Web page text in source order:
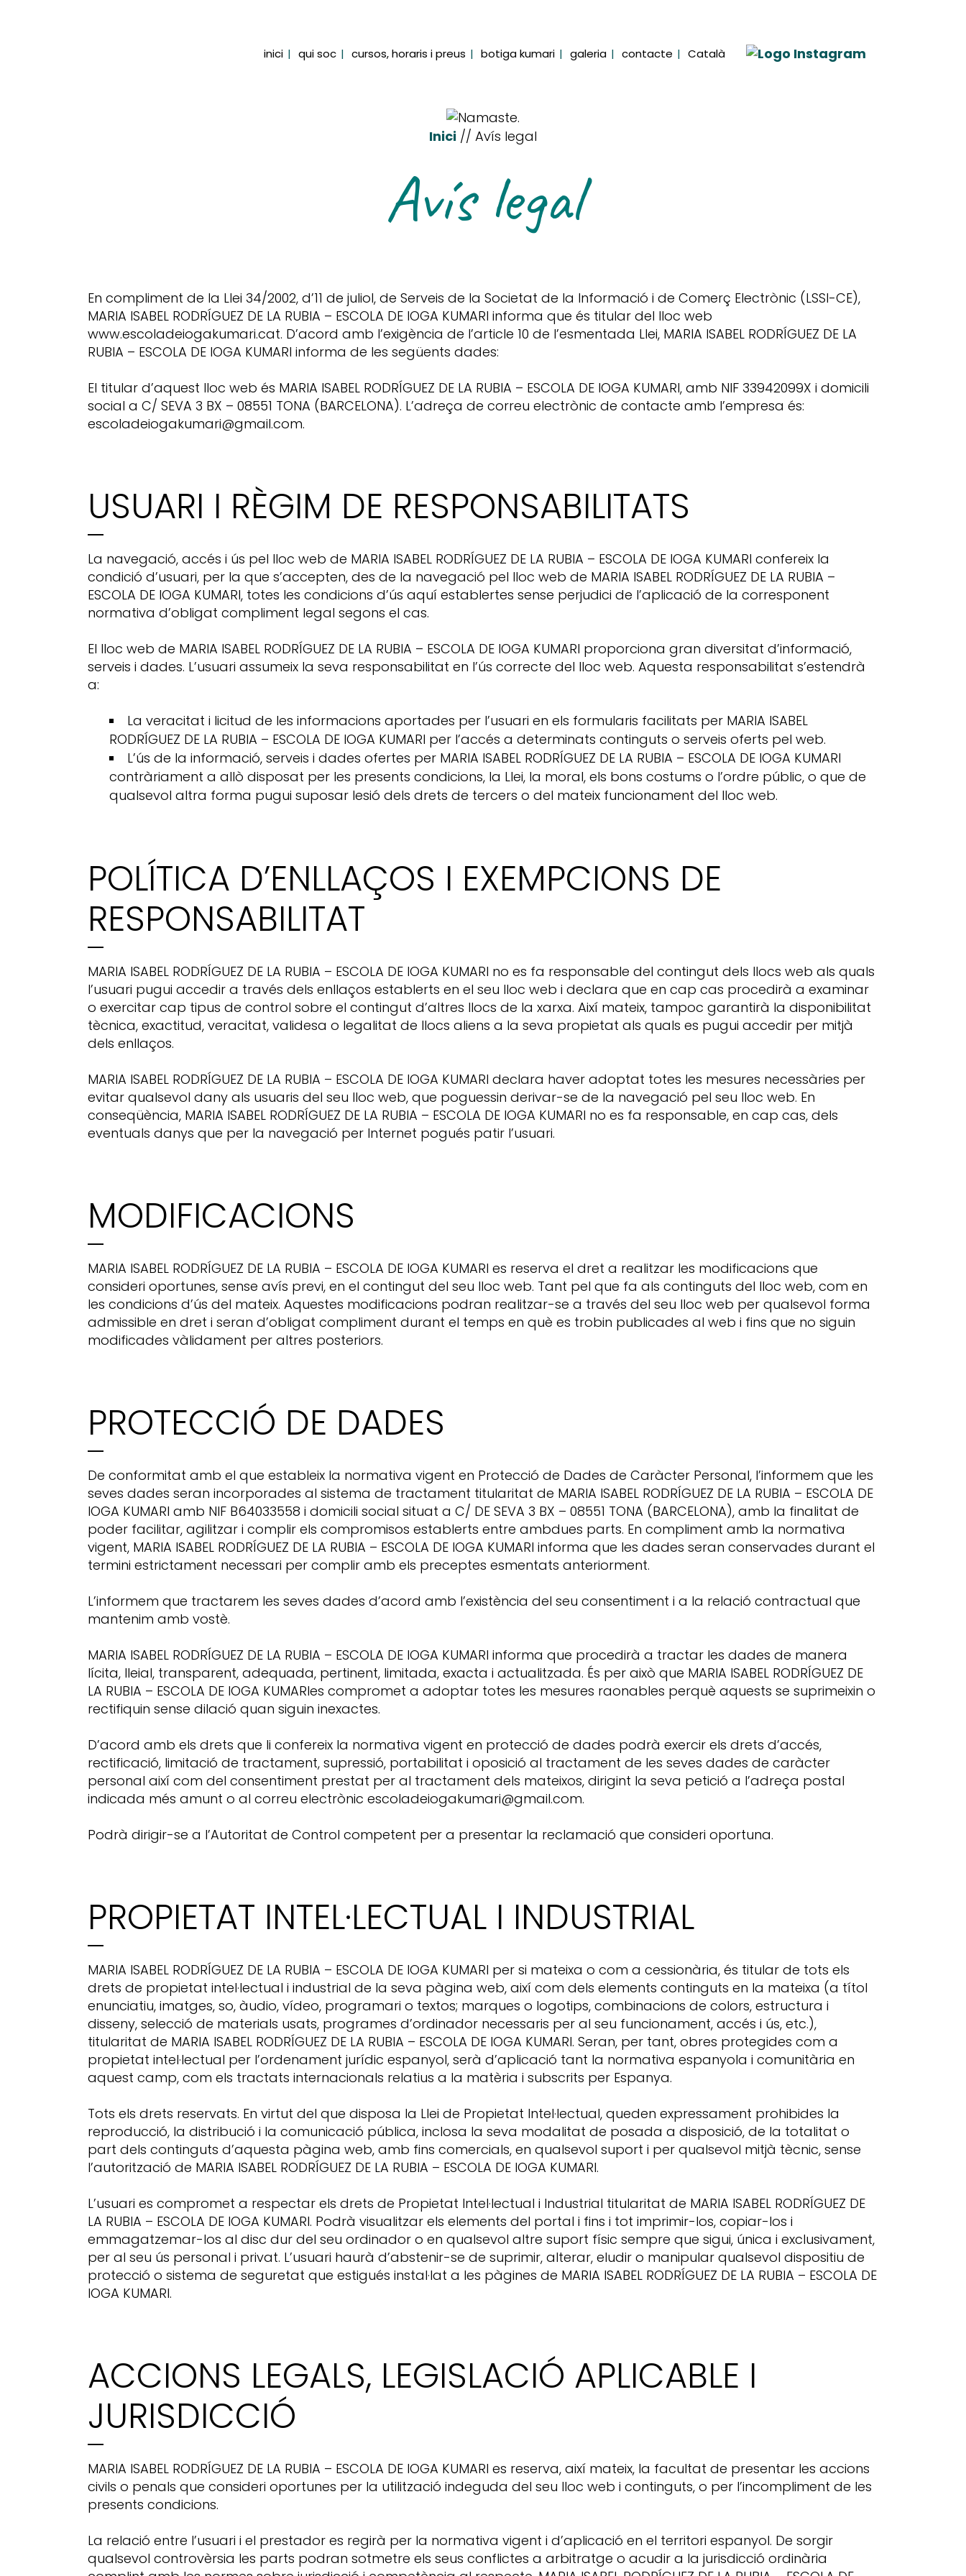
inici qui soc cursos, horaris i preus botiga kumari galeria contacte Català
Inici // Avís legal
Avís legal
En compliment de la Llei 34/2002, d’11 de juliol, de Serveis de la Societat de la Informació i de Comerç Electrònic (LSSI-CE),
MARIA ISABEL RODRÍGUEZ DE LA RUBIA – ESCOLA DE IOGA KUMARI informa que és titular del lloc web
www.escoladeiogakumari.cat. D’acord amb l’exigència de l’article 10 de l’esmentada Llei, MARIA ISABEL RODRÍGUEZ DE LA
RUBIA – ESCOLA DE IOGA KUMARI informa de les següents dades:
El titular d’aquest lloc web és MARIA ISABEL RODRÍGUEZ DE LA RUBIA – ESCOLA DE IOGA KUMARI, amb NIF 33942099X i domicili
social a C/ SEVA 3 BX – 08551 TONA (BARCELONA). L’adreça de correu electrònic de contacte amb l’empresa és:
escoladeiogakumari@gmail.com.
USUARI I RÈGIM DE RESPONSABILITATS
La navegació, accés i ús pel lloc web de MARIA ISABEL RODRÍGUEZ DE LA RUBIA – ESCOLA DE IOGA KUMARI confereix la
condició d’usuari, per la que s’accepten, des de la navegació pel lloc web de MARIA ISABEL RODRÍGUEZ DE LA RUBIA –
ESCOLA DE IOGA KUMARI, totes les condicions d’ús aquí establertes sense perjudici de l’aplicació de la corresponent
normativa d’obligat compliment legal segons el cas.
El lloc web de MARIA ISABEL RODRÍGUEZ DE LA RUBIA – ESCOLA DE IOGA KUMARI proporciona gran diversitat d’informació,
serveis i dades. L’usuari assumeix la seva responsabilitat en l’ús correcte del lloc web. Aquesta responsabilitat s’estendrà
a:
La veracitat i licitud de les informacions aportades per l’usuari en els formularis facilitats per MARIA ISABEL
RODRÍGUEZ DE LA RUBIA – ESCOLA DE IOGA KUMARI per l’accés a determinats continguts o serveis oferts pel web.
L’ús de la informació, serveis i dades ofertes per MARIA ISABEL RODRÍGUEZ DE LA RUBIA – ESCOLA DE IOGA KUMARI
contràriament a allò disposat per les presents condicions, la Llei, la moral, els bons costums o l’ordre públic, o que de
qualsevol altra forma pugui suposar lesió dels drets de tercers o del mateix funcionament del lloc web.
POLÍTICA D’ENLLAÇOS I EXEMPCIONS DE
RESPONSABILITAT
MARIA ISABEL RODRÍGUEZ DE LA RUBIA – ESCOLA DE IOGA KUMARI no es fa responsable del contingut dels llocs web als quals
l’usuari pugui accedir a través dels enllaços establerts en el seu lloc web i declara que en cap cas procedirà a examinar
o exercitar cap tipus de control sobre el contingut d’altres llocs de la xarxa. Així mateix, tampoc garantirà la disponibilitat
tècnica, exactitud, veracitat, validesa o legalitat de llocs aliens a la seva propietat als quals es pugui accedir per mitjà
dels enllaços.
MARIA ISABEL RODRÍGUEZ DE LA RUBIA – ESCOLA DE IOGA KUMARI declara haver adoptat totes les mesures necessàries per
evitar qualsevol dany als usuaris del seu lloc web, que poguessin derivar-se de la navegació pel seu lloc web. En
conseqüència, MARIA ISABEL RODRÍGUEZ DE LA RUBIA – ESCOLA DE IOGA KUMARI no es fa responsable, en cap cas, dels
eventuals danys que per la navegació per Internet pogués patir l’usuari.
MODIFICACIONS
MARIA ISABEL RODRÍGUEZ DE LA RUBIA – ESCOLA DE IOGA KUMARI es reserva el dret a realitzar les modificacions que
consideri oportunes, sense avís previ, en el contingut del seu lloc web. Tant pel que fa als continguts del lloc web, com en
les condicions d’ús del mateix. Aquestes modificacions podran realitzar-se a través del seu lloc web per qualsevol forma
admissible en dret i seran d’obligat compliment durant el temps en què es trobin publicades al web i fins que no siguin
modificades vàlidament per altres posteriors.
PROTECCIÓ DE DADES
De conformitat amb el que estableix la normativa vigent en Protecció de Dades de Caràcter Personal, l’informem que les
seves dades seran incorporades al sistema de tractament titularitat de MARIA ISABEL RODRÍGUEZ DE LA RUBIA – ESCOLA DE
IOGA KUMARI amb NIF B64033558 i domicili social situat a C/ DE SEVA 3 BX – 08551 TONA (BARCELONA), amb la finalitat de
poder facilitar, agilitzar i complir els compromisos establerts entre ambdues parts. En compliment amb la normativa
vigent, MARIA ISABEL RODRÍGUEZ DE LA RUBIA – ESCOLA DE IOGA KUMARI informa que les dades seran conservades durant el
termini estrictament necessari per complir amb els preceptes esmentats anteriorment.
L’informem que tractarem les seves dades d’acord amb l’existència del seu consentiment i a la relació contractual que
mantenim amb vostè.
MARIA ISABEL RODRÍGUEZ DE LA RUBIA – ESCOLA DE IOGA KUMARI informa que procedirà a tractar les dades de manera
lícita, lleial, transparent, adequada, pertinent, limitada, exacta i actualitzada. És per això que MARIA ISABEL RODRÍGUEZ DE
LA RUBIA – ESCOLA DE IOGA KUMARIes compromet a adoptar totes les mesures raonables perquè aquests se suprimeixin o
rectifiquin sense dilació quan siguin inexactes.
D’acord amb els drets que li confereix la normativa vigent en protecció de dades podrà exercir els drets d’accés,
rectificació, limitació de tractament, supressió, portabilitat i oposició al tractament de les seves dades de caràcter
personal així com del consentiment prestat per al tractament dels mateixos, dirigint la seva petició a l’adreça postal
indicada més amunt o al correu electrònic escoladeiogakumari@gmail.com.
Podrà dirigir-se a l’Autoritat de Control competent per a presentar la reclamació que consideri oportuna.
PROPIETAT INTEL·LECTUAL I INDUSTRIAL
MARIA ISABEL RODRÍGUEZ DE LA RUBIA – ESCOLA DE IOGA KUMARI per si mateixa o com a cessionària, és titular de tots els
drets de propietat intel·lectual i industrial de la seva pàgina web, així com dels elements continguts en la mateixa (a títol
enunciatiu, imatges, so, àudio, vídeo, programari o textos; marques o logotips, combinacions de colors, estructura i
disseny, selecció de materials usats, programes d’ordinador necessaris per al seu funcionament, accés i ús, etc.),
titularitat de MARIA ISABEL RODRÍGUEZ DE LA RUBIA – ESCOLA DE IOGA KUMARI. Seran, per tant, obres protegides com a
propietat intel·lectual per l’ordenament jurídic espanyol, serà d’aplicació tant la normativa espanyola i comunitària en
aquest camp, com els tractats internacionals relatius a la matèria i subscrits per Espanya.
Tots els drets reservats. En virtut del que disposa la Llei de Propietat Intel·lectual, queden expressament prohibides la
reproducció, la distribució i la comunicació pública, inclosa la seva modalitat de posada a disposició, de la totalitat o
part dels continguts d’aquesta pàgina web, amb fins comercials, en qualsevol suport i per qualsevol mitjà tècnic, sense
l’autorització de MARIA ISABEL RODRÍGUEZ DE LA RUBIA – ESCOLA DE IOGA KUMARI.
L’usuari es compromet a respectar els drets de Propietat Intel·lectual i Industrial titularitat de MARIA ISABEL RODRÍGUEZ DE
LA RUBIA – ESCOLA DE IOGA KUMARI. Podrà visualitzar els elements del portal i fins i tot imprimir-los, copiar-los i
emmagatzemar-los al disc dur del seu ordinador o en qualsevol altre suport físic sempre que sigui, única i exclusivament,
per al seu ús personal i privat. L’usuari haurà d’abstenir-se de suprimir, alterar, eludir o manipular qualsevol dispositiu de
protecció o sistema de seguretat que estigués instal·lat a les pàgines de MARIA ISABEL RODRÍGUEZ DE LA RUBIA – ESCOLA DE
IOGA KUMARI.
ACCIONS LEGALS, LEGISLACIÓ APLICABLE I
JURISDICCIÓ
MARIA ISABEL RODRÍGUEZ DE LA RUBIA – ESCOLA DE IOGA KUMARI es reserva, així mateix, la facultat de presentar les accions
civils o penals que consideri oportunes per la utilització indeguda del seu lloc web i continguts, o per l’incompliment de les
presents condicions.
La relació entre l’usuari i el prestador es regirà per la normativa vigent i d’aplicació en el territori espanyol. De sorgir
qualsevol controvèrsia les parts podran sotmetre els seus conflictes a arbitratge o acudir a la jurisdicció ordinària